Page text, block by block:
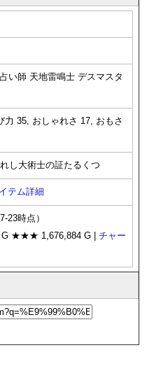
い師 天地雷鳴士 デスマスタ
力 35, おしゃれさ 17, おもさ
し大術士の証たるくつ
テム詳細
23時点）
★★★ 1,676,884 G | チャー